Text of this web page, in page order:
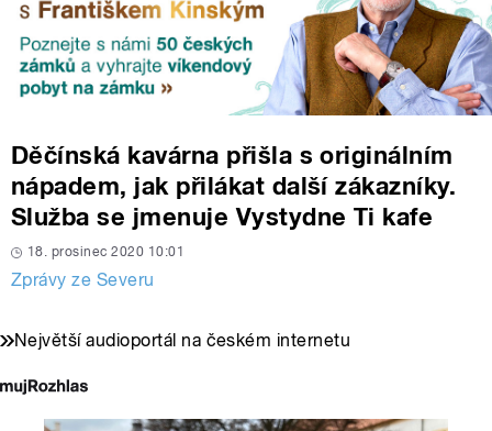
Děčínská kavárna přišla s originálním
nápadem, jak přilákat další zákazníky.
Služba se jmenuje Vystydne Ti kafe
18. prosinec 2020 10:01
Zprávy ze Severu
Největší audioportál na českém internetu